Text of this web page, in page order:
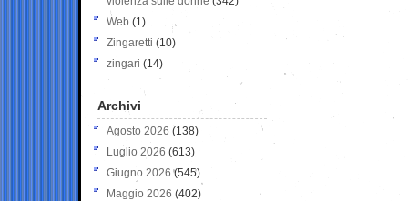
Web (1)
Zingaretti (10)
zingari (14)
Archivi
Agosto 2026 (138)
Luglio 2026 (613)
Giugno 2026 (545)
Maggio 2026 (402)